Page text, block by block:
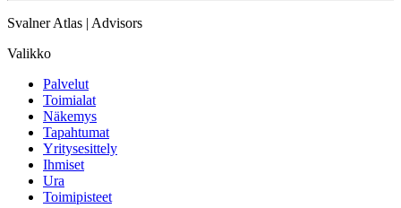
Svalner Atlas | Advisors
Valikko
Palvelut
Toimialat
Näkemys
Tapahtumat
Yritysesittely
Ihmiset
Ura
Toimipisteet